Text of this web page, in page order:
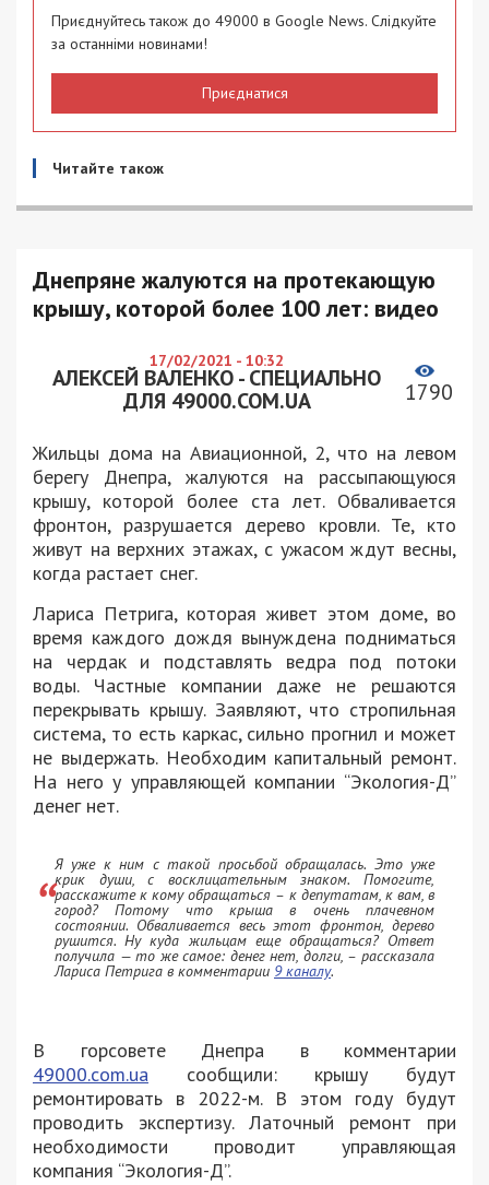
Приєднуйтесь також до 49000 в Google News. Слідкуйте
за останніми новинами!
Приєднатися
Читайте також
Днепряне жалуются на протекающую
крышу, которой более 100 лет: видео
17/02/2021 - 10:32
АЛЕКСЕЙ ВАЛЕНКО - СПЕЦИАЛЬНО
ДЛЯ 49000.COM.UA
1790
Жильцы дома на Авиационной, 2, что на левом
берегу Днепра, жалуются на рассыпающуюся
крышу, которой более ста лет. Обваливается
фронтон, разрушается дерево кровли. Те, кто
живут на верхних этажах, с ужасом ждут весны,
когда растает снег.
Лариса Петрига, которая живет этом доме, во
время каждого дождя вынуждена подниматься
на чердак и подставлять ведра под потоки
воды. Частные компании даже не решаются
перекрывать крышу. Заявляют, что стропильная
система, то есть каркас, сильно прогнил и может
не выдержать. Необходим капитальный ремонт.
На него у управляющей компании “Экология-Д”
денег нет.
Я уже к ним с такой просьбой обращалась. Это уже
крик души, с восклицательным знаком. Помогите,
расскажите к кому обращаться – к депутатам, к вам, в
город? Потому что крыша в очень плачевном
состоянии. Обваливается весь этот фронтон, дерево
рушится. Ну куда жильцам еще обращаться? Ответ
получила — то же самое: денег нет, долги, – рассказала
Лариса Петрига в комментарии 9 каналу.
В горсовете Днепра в комментарии
49000.com.ua сообщили: крышу будут
ремонтировать в 2022-м. В этом году будут
проводить экспертизу. Латочный ремонт при
необходимости проводит управляющая
компания “Экология-Д”.